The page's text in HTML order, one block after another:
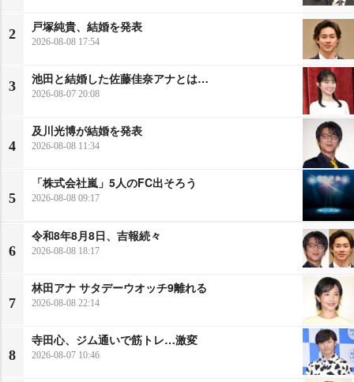
2
戸塚純貴、結婚を発表
2026-08-08 17:54
3
池田と結婚した佐藤佳奈アナとは…
2026-08-07 20:08
4
及川光博が結婚を発表
2026-08-08 11:34
5
「株式会社嵐」5人のFC出そろう
2026-08-08 09:17
6
令和8年8月8日、吉報続々
2026-08-08 18:17
7
林田アナ サタデーウオッチ9離れる
2026-08-08 22:14
8
寺田心、ジム通いで筋トレ…激変
2026-08-07 10:46